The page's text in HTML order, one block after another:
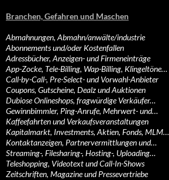
Branchen, Gefahren und Maschen
Abmahnungen, Abmahn/anwälte/industrie
Abonnements und/oder Kostenfallen
Adressbücher, Anzeigen- und Firmeneinträge
App-Zocke, Tele-Billing, Wap-Billing, Klingeltöne…
Call-by-Call-, Pre-Select- und Vorwahl-Anbieter
Coupons, Gutscheine, Dealz und Auktionen
Dubiose Onlineshops, fragwürdige Verkäufer…
Gewinnbimmler, Ping-Anrufe, Mehrwert- und…
Kaffeefahrten und Verkaufsveranstaltungen
Kapitalmarkt, Investments, Aktien, Fonds, MLM…
Kontaktanzeigen, Partnervermittlungen und…
Streaming-, Filesharing-, Hosting-, Uploading…
Teleshopping, Videotext und Call-In-Shows
Zeitschriften, Magazine und Pressevertriebe